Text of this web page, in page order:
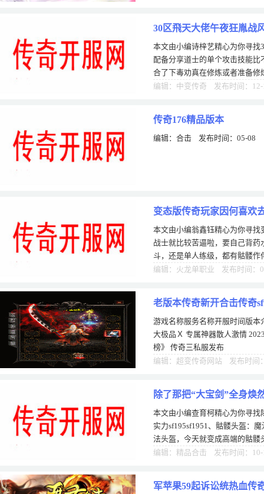
30区飛天大佬午夜狂胤战
本文由小编诗梓艺精心为你寻
配备分享道士的单个攻击技能
合了下毒劝真在修炼或者准备
准备花费大量金钱的心理准备了
编辑：中变传奇 发布时间：12-
传奇176精品版本
编辑：合击 发布时间：05-08
变态版传奇玩家因何喜欢
本文由小编翁鑫钰精心为你寻
战士就比较苦逼啦，要自己背
斗，还是单人练级，都有骷髅
时，需要准备好要用到的材料，
编辑：火龙单职业 发布时间：
老版本传奇新开合击传奇
游戏名称服务名称开服时间版本
大极品Ｘ 专属神器散人激情
榜》 传奇三私服发布
编辑：超变传奇网站 发布时间
除了那把“大宝剑”全身焕
本文由小编查育柯精心为你寻找
实力sf195sf1951、骷髅头盔：
法头盔，今天就变成高端的骷
过骷髅头盔2-3的防御可就厉害
编辑：精品合击 发布时间：10-
军苹果59起诉讼统热血传